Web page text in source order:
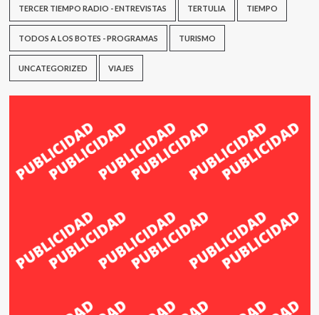
TERCER TIEMPO RADIO - ENTREVISTAS TERTULIA TIEMPO
TODOS A LOS BOTES - PROGRAMAS TURISMO
UNCATEGORIZED VIAJES